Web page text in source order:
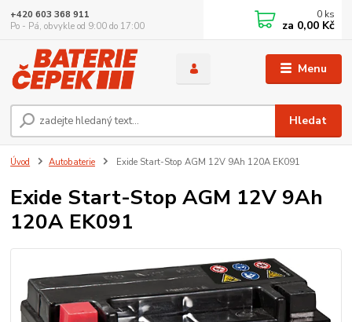
Menu
Hledat
+420 603 368 911
Po - Pá, obvykle od 9:00 do 17:00
0 ks
za 0,00 Kč
Úvod Autobaterie Exide Start-Stop AGM 12V 9Ah 120A EK091
Exide Start-Stop AGM 12V 9Ah
120A EK091